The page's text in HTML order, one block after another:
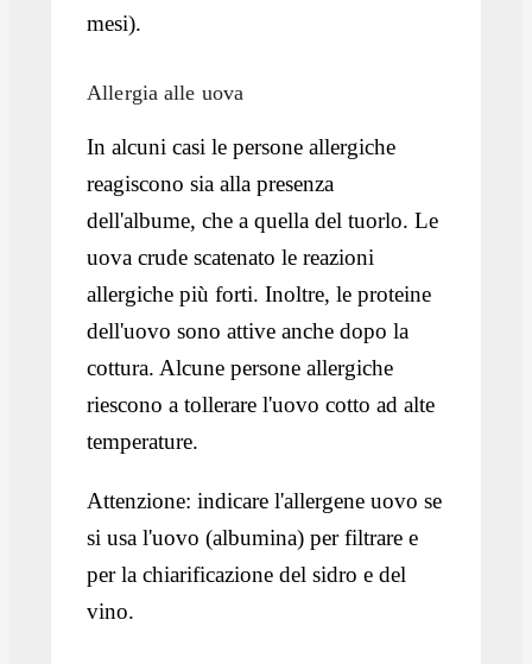
mesi).
Allergia alle uova
In alcuni casi le persone allergiche
reagiscono sia alla presenza
dell'albume, che a quella del tuorlo. Le
uova crude scatenato le reazioni
allergiche più forti. Inoltre, le proteine
dell'uovo sono attive anche dopo la
cottura. Alcune persone allergiche
riescono a tollerare l'uovo cotto ad alte
temperature.
Attenzione: indicare l'allergene uovo se
si usa l'uovo (albumina) per filtrare e
per la chiarificazione del sidro e del
vino.